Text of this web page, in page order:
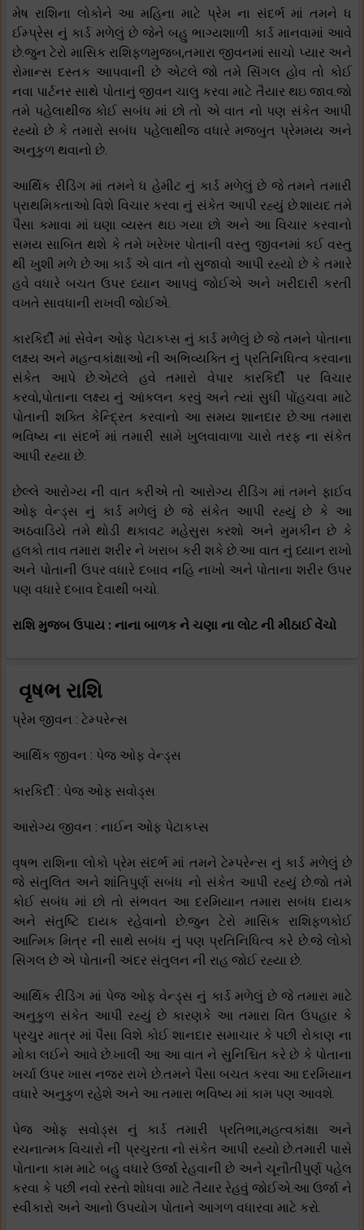
મેષ રાશિના લોકોને આ મહિના માટે પ્રેમ ના સંદર્ભ માં તમને ધ
ઈમ્પ્રેસ નું કાર્ડ મળેલું છે જેને બહુ ભાગ્યશાળી કાર્ડ માનવામાં આવે
છે.જુન ટેરો માસિક રાશિફળમુજબ,તમારા જીવનમાં સાચો પ્યાર અને
રોમાન્સ દસ્તક આપવાની છે એટલે જો તમે સિંગલ હોવ તો કોઈ
નવા પાર્ટનર સાથે પોતાનું જીવન ચાલુ કરવા માટે તૈયાર થઇ જાવ.જો
તમે પહેલાથીજ કોઈ સબંધ માં છો તો એ વાત નો પણ સંકેત આપી
રહ્યો છે કે તમારો સબંધ પહેલાથીજ વધારે મજબુત પ્રેમમય અને
અનુકુળ થવાનો છે.
આર્થિક રીડિંગ માં તમને ધ હેમીટ નું કાર્ડ મળેલું છે જે તમને તમારી
પ્રાથમિકતાઓ વિશે વિચાર કરવા નું સંકેત આપી રહ્યું છે.શાયદ તમે
પૈસા કમાવા માં ઘણા વ્યસ્ત થઇ ગયા છો અને આ વિચાર કરવાનો
સમય સાબિત થશે કે તમે ખરેખર પોતાની વસ્તુ જીવનમાં કઈ વસ્તુ
થી ખુશી મળે છે.આ કાર્ડ એ વાત નો સુજાવો આપી રહ્યો છે કે તમારે
હવે વધારે બચત ઉપર ધ્યાન આપવું જોઈએ અને ખરીદારી કરતી
વખતે સાવધાની રાખવી જોઈએ.
કારકિર્દી માં સેવેન ઓફ પેટાકપ્સ નું કાર્ડ મળેલું છે જે તમને પોતાના
લક્ષ્ય અને મહત્વકાંક્ષાઓ ની અભિવ્યક્તિ નું પ્રતિનિધિત્વ કરવાના
સંકેત આપે છે.એટલે હવે તમારો વેપાર કારકિર્દી પર વિચાર
કરવો,પોતાના લક્ષ્ય નું આંકલન કરવું અને ત્યાં સુધી પોંહચવા માટે
પોતાની શક્તિ કેન્દ્રિત કરવાનો આ સમય શાનદાર છે.આ તમારા
ભવિષ્ય ના સંદર્ભ માં તમારી સામે ખુલવાવાળા ચારો તરફ ના સંકેત
આપી રહ્યા છે.
છેલ્લે આરોગ્ય ની વાત કરીએ તો આરોગ્ય રીડિંગ માં તમને ફાઈવ
ઓફ વેન્ડ્સ નું કાર્ડ મળેલું છે જે સંકેત આપી રહ્યું છે કે આ
અઠવાડિયે તમે થોડી થકાવટ મહેસુસ કરશો અને મુમકીન છે કે
હલકો તાવ તમારા શરીર ને ખરાબ કરી શકે છે.આ વાત નું ધ્યાન રાખો
અને પોતાની ઉપર વધારે દબાવ નહિ નાખો અને પોતાના શરીર ઉપર
પણ વધારે દબાવ દેવાથી બચો.
રાશિ મુજબ ઉપાય : નાના બાળક ને ચણા ના લોટ ની મીઠાઈ વેંચો
વૃષભ રાશિ
પ્રેમ જીવન : ટેમ્પરેન્સ
આર્થિક જીવન : પેજ ઓફ વેન્ડ્સ
કારકિર્દી : પેજ ઓફ સવોડ્સ
આરોગ્ય જીવન : નાઈન ઓફ પેટાકપ્સ
વૃષભ રાશિના લોકો પ્રેમ સંદર્ભ માં તમને ટેમ્પરેન્સ નું કાર્ડ મળેલું છે
જે સંતુલિત અને શાંતિપુર્ણ સબંધ નો સંકેત આપી રહ્યું છે.જો તમે
કોઈ સબંધ માં છો તો સંભવત આ દરમિયાન તમારા સબંધ દાયક
અને સંતુષ્ટિ દાયક રહેવાનો છે.જુન ટેરો માસિક રાશિફળકોઈ
આત્મિક મિત્ર ની સાથે સબંધ નું પણ પ્રતિનિધિત્વ કરે છે.જે લોકો
સિંગલ છે એ પોતાની અંદર સંતુલન ની રાહ જોઈ રહ્યા છે.
આર્થિક રીડિંગ માં પેજ ઓફ વેન્ડ્સ નું કાર્ડ મળેલું છે જે તમારા માટે
અનુકુળ સંકેત આપી રહ્યું છે કારણકે આ તમારા વિત ઉપહાર કે
પ્રચુર માત્ર માં પૈસા વિશે કોઈ શાનદાર સમાચાર કે પછી રોકાણ ના
મોકા લઈને આવે છે.ખાલી આ આ વાત ને સુનિશ્ચિત કરે છે કે પોતાના
ખર્ચા ઉપર ખાસ નજર રાખે છે.તમને પૈસા બચત કરવા આ દરમિયાન
વધારે અનુકુળ રહેશે અને આ તમારા ભવિષ્ય માં કામ પણ આવશે.
પેજ ઓફ સવોડ્સ નું કાર્ડ તમારી પ્રતિભા,મહત્વકાંક્ષા અને
રચનાત્મક વિચારો ની પ્રચુરતા નો સંકેત આપી રહ્યો છે.તમારી પાસે
પોતાના કામ માટે બહુ વધારે ઉર્જા રેહવાની છે અને ચૂનૌતીપુર્ણ પહેલ
કરવા કે પછી નવો રસ્તો શોધવા માટે તૈયાર રેહવું જોઈએ.આ ઉર્જા ને
સ્વીકારો અને આનો ઉપયોગ પોતાને આગળ વધારવા માટે કરો.